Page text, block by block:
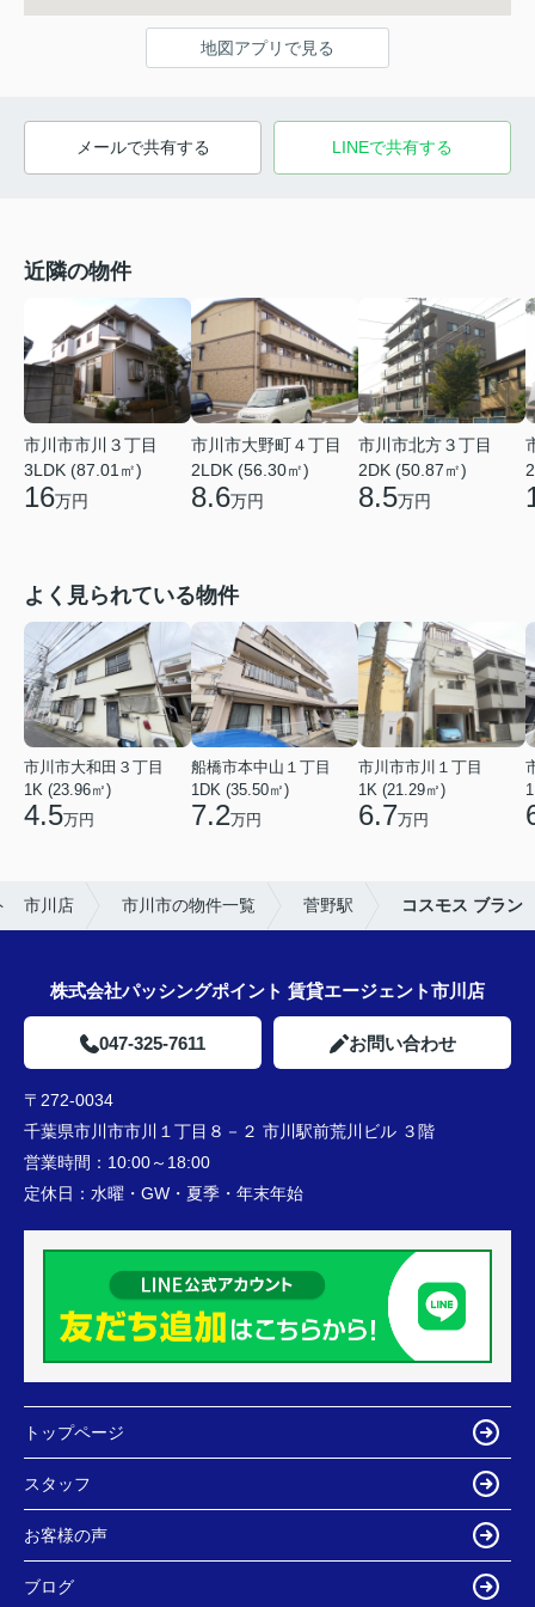
地図アプリで見る
メールで共有する LINEで共有する
近隣の物件
市川市市川３丁目
3LDK (87.01㎡)
16万円
市川市大野町４丁目
2LDK (56.30㎡)
8.6万円
市川市北方３丁目
2DK (50.87㎡)
8.5万円
よく見られている物件
市川市大和田３丁目
1K (23.96㎡)
4.5万円
船橋市本中山１丁目
1DK (35.50㎡)
7.2万円
市川市市川１丁目
1K (21.29㎡)
6.7万円
市川店 市川市の物件一覧 菅野駅 コスモス ブラン
株式会社パッシングポイント 賃貸エージェント市川店
047-325-7611 お問い合わせ
〒272-0034
千葉県市川市市川１丁目８－２ 市川駅前荒川ビル ３階
営業時間： 10:00～18:00
定休日： 水曜・GW・夏季・年末年始
トップページ
スタッフ
お客様の声
ブログ